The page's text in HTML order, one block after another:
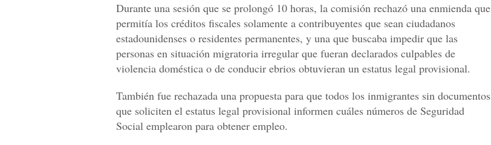
Durante una sesión que se prolongó 10 horas, la comisión rechazó una enmienda que
permitía los créditos fiscales solamente a contribuyentes que sean ciudadanos
estadounidenses o residentes permanentes, y una que buscaba impedir que las
personas en situación migratoria irregular que fueran declarados culpables de
violencia doméstica o de conducir ebrios obtuvieran un estatus legal provisional.
También fue rechazada una propuesta para que todos los inmigrantes sin documentos
que soliciten el estatus legal provisional informen cuáles números de Seguridad
Social emplearon para obtener empleo.